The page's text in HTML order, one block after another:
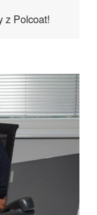
z Polcoat!